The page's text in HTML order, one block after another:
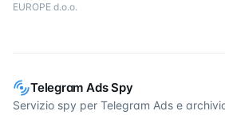
Telegram Ads Spy
Servizio spy per Telegram Ads e
EUROPE d.o.o.